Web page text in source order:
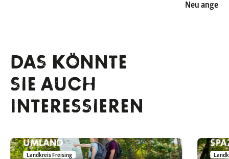
Neu
DAS KÖNNTE
SIE AUCH
INTERESSIEREN
Landkreis Freising
UMLAND